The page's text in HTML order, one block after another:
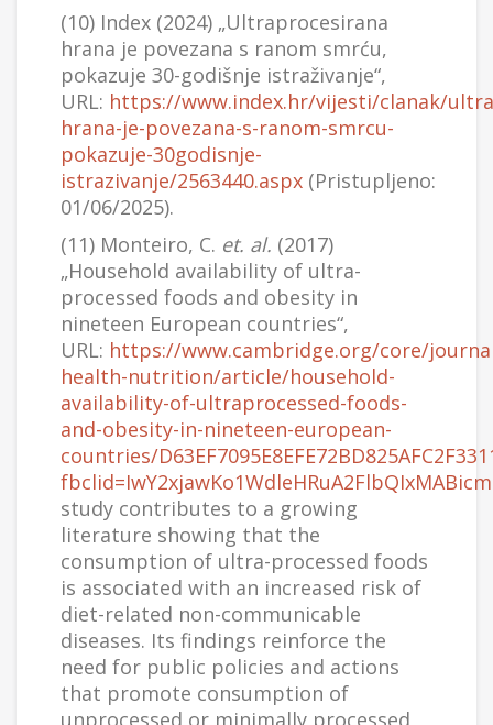
(10) Index (2024) „Ultraprocesirana
hrana je povezana s ranom smrću,
pokazuje 30-godišnje istraživanje“,
URL: https://www.index.hr/vijesti/clanak/
hrana-je-povezana-s-ranom-smrcu-
pokazuje-30godisnje-
istrazivanje/2563440.aspx (Pristupljeno:
01/06/2025).
(11) Monteiro, C. et. al. (2017)
„Household availability of ultra-
processed foods and obesity in
nineteen European countries“,
URL: https://www.cambridge.org/core/
health-nutrition/article/household-
availability-of-ultraprocessed-foods-
and-obesity-in-nineteen-european-
countries/
study contributes to a growing
literature showing that the
consumption of ultra-processed foods
is associated with an increased risk of
diet-related non-communicable
diseases. Its findings reinforce the
need for public policies and actions
that promote consumption of
unprocessed or minimally processed